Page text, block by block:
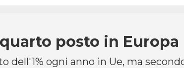
posto in Europa
dell'1% ogni anno in Ue, ma